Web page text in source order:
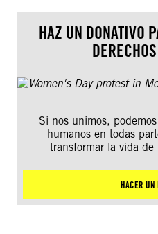
HAZ UN DONATIVO
Si nos unimos,
humanos en todas
transformar la vida de
HACER UN